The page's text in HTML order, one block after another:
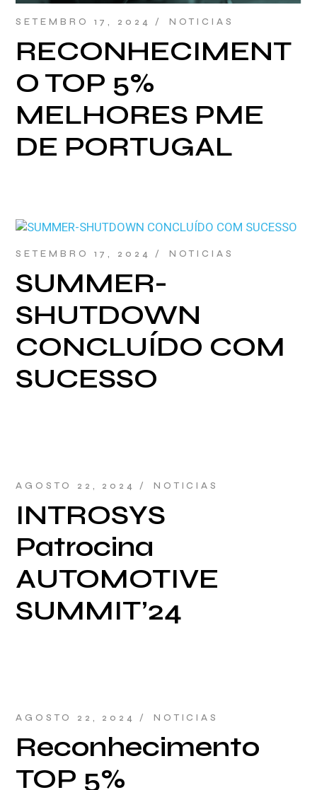
SETEMBRO 17, 2024 NOTICIAS
RECONHECIMENT
O TOP 5%
MELHORES PME
DE PORTUGAL
SETEMBRO 17, 2024 NOTICIAS
SUMMER-
SHUTDOWN
CONCLUÍDO COM
SUCESSO
AGOSTO 22, 2024 NOTICIAS
INTROSYS
Patrocina
AUTOMOTIVE
SUMMIT’24
AGOSTO 22, 2024 NOTICIAS
Reconhecimento
TOP 5%